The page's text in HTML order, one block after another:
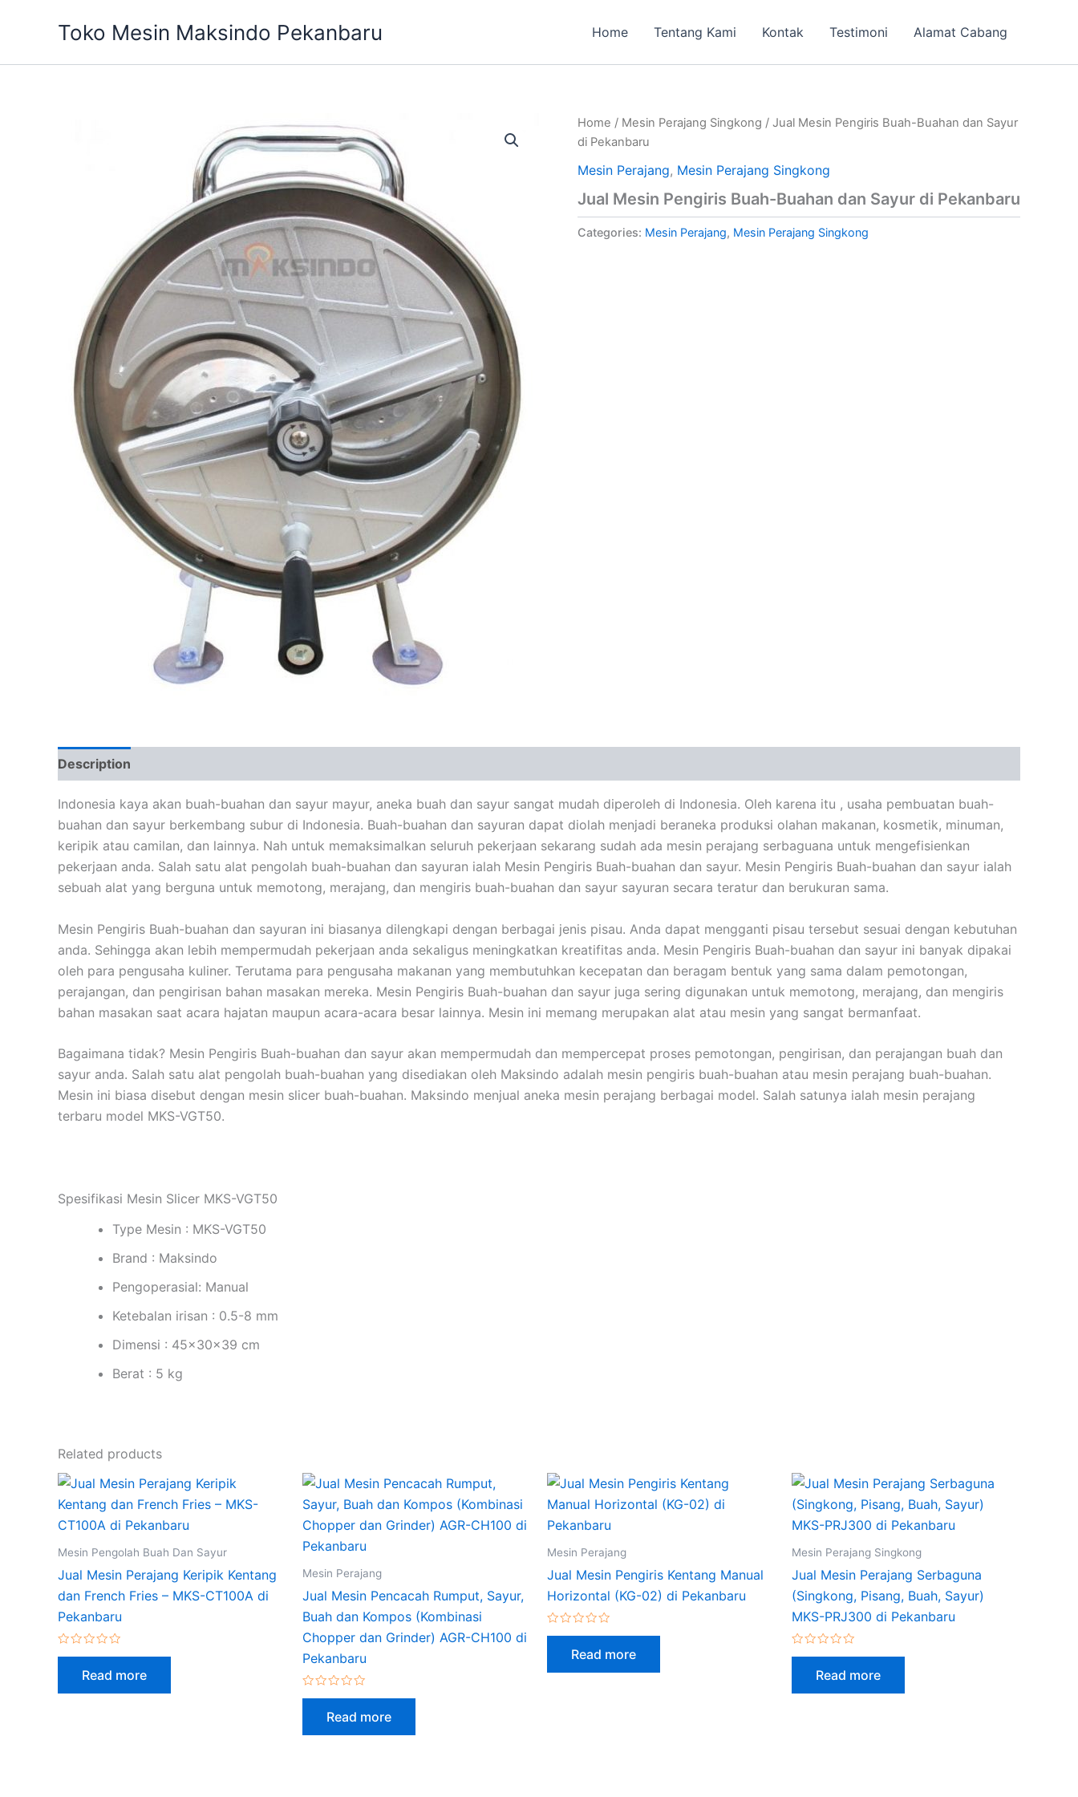
Toko Mesin Maksindo Pekanbaru Home Tentang Kami Kontak Testimoni Alamat Cabang
Home / Mesin Perajang Singkong / Jual Mesin Pengiris Buah-Buahan dan Sayur
di Pekanbaru
Mesin Perajang, Mesin Perajang Singkong
Jual Mesin Pengiris Buah-Buahan dan Sayur di Pekanbaru
Categories: Mesin Perajang, Mesin Perajang Singkong
Description
Indonesia kaya akan buah-buahan dan sayur mayur, aneka buah dan sayur sangat mudah diperoleh di Indonesia. Oleh karena itu , usaha pembuatan buah-
buahan dan sayur berkembang subur di Indonesia. Buah-buahan dan sayuran dapat diolah menjadi beraneka produksi olahan makanan, kosmetik, minuman,
keripik atau camilan, dan lainnya. Nah untuk memaksimalkan seluruh pekerjaan sekarang sudah ada mesin perajang serbaguana untuk mengefisienkan
pekerjaan anda. Salah satu alat pengolah buah-buahan dan sayuran ialah Mesin Pengiris Buah-buahan dan sayur. Mesin Pengiris Buah-buahan dan sayur ialah
sebuah alat yang berguna untuk memotong, merajang, dan mengiris buah-buahan dan sayur sayuran secara teratur dan berukuran sama.
Mesin Pengiris Buah-buahan dan sayuran ini biasanya dilengkapi dengan berbagai jenis pisau. Anda dapat mengganti pisau tersebut sesuai dengan kebutuhan
anda. Sehingga akan lebih mempermudah pekerjaan anda sekaligus meningkatkan kreatifitas anda. Mesin Pengiris Buah-buahan dan sayur ini banyak dipakai
oleh para pengusaha kuliner. Terutama para pengusaha makanan yang membutuhkan kecepatan dan beragam bentuk yang sama dalam pemotongan,
perajangan, dan pengirisan bahan masakan mereka. Mesin Pengiris Buah-buahan dan sayur juga sering digunakan untuk memotong, merajang, dan mengiris
bahan masakan saat acara hajatan maupun acara-acara besar lainnya. Mesin ini memang merupakan alat atau mesin yang sangat bermanfaat.
Bagaimana tidak? Mesin Pengiris Buah-buahan dan sayur akan mempermudah dan mempercepat proses pemotongan, pengirisan, dan perajangan buah dan
sayur anda. Salah satu alat pengolah buah-buahan yang disediakan oleh Maksindo adalah mesin pengiris buah-buahan atau mesin perajang buah-buahan.
Mesin ini biasa disebut dengan mesin slicer buah-buahan. Maksindo menjual aneka mesin perajang berbagai model. Salah satunya ialah mesin perajang
terbaru model MKS-VGT50.
Spesifikasi Mesin Slicer MKS-VGT50
Type Mesin : MKS-VGT50
Brand : Maksindo
Pengoperasial: Manual
Ketebalan irisan : 0.5-8 mm
Dimensi : 45x30x39 cm
Berat : 5 kg
Related products
Mesin Pengolah Buah Dan Sayur
Jual Mesin Perajang Keripik Kentang
dan French Fries – MKS-CT100A di
Pekanbaru
Rated
5
Read more
Mesin Perajang
Jual Mesin Pencacah Rumput, Sayur,
Buah dan Kompos (Kombinasi
Chopper dan Grinder) AGR-CH100 di
Pekanbaru
Rated
5
Read more
Mesin Perajang
Jual Mesin Pengiris Kentang Manual
Horizontal (KG-02) di Pekanbaru
Rated
5
Read more
Mesin Perajang Singkong
Jual Mesin Perajang Serbaguna
(Singkong, Pisang, Buah, Sayur)
MKS-PRJ300 di Pekanbaru
Rated
5
Read more